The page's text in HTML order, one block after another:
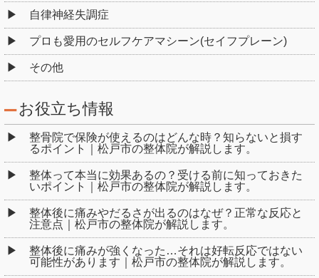
自律神経失調症
プロも愛用のセルフケアマシーン(セイフプレーン)
その他
お役立ち情報
整骨院で保険が使えるのはどんな時？知らないと損す
るポイント｜松戸市の整体院が解説します。
整体って本当に効果あるの？受ける前に知っておきた
いポイント｜松戸市の整体院が解説します。
整体後に痛みやだるさが出るのはなぜ？正常な反応と
注意点｜松戸市の整体院が解説します。
整体後に痛みが強くなった…それは好転反応ではない
可能性があります｜松戸市の整体院が解説します。